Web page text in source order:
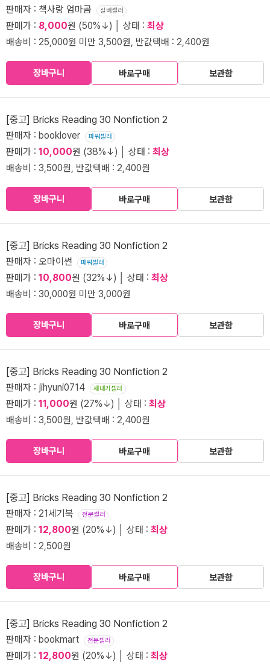
판매자 : 책사랑 엄마곰 실버셀러
판매가 : 8,000원 (50%↓) │ 상태 : 최상
배송비 : 25,000원 미만 3,500원, 반값택배 : 2,400원
장바구니 바로구매 보관함
[중고] Bricks Reading 30 Nonfiction 2
판매자 : booklover 파워셀러
판매가 : 10,000원 (38%↓) │ 상태 : 최상
배송비 : 3,500원, 반값택배 : 2,400원
장바구니 바로구매 보관함
[중고] Bricks Reading 30 Nonfiction 2
판매자 : 오마이썬 파워셀러
판매가 : 10,800원 (32%↓) │ 상태 : 최상
배송비 : 30,000원 미만 3,000원
장바구니 바로구매 보관함
[중고] Bricks Reading 30 Nonfiction 2
판매자 : jihyuni0714 새내기셀러
판매가 : 11,000원 (27%↓) │ 상태 : 최상
배송비 : 3,500원, 반값택배 : 2,400원
장바구니 바로구매 보관함
[중고] Bricks Reading 30 Nonfiction 2
판매자 : 21세기북 전문셀러
판매가 : 12,800원 (20%↓) │ 상태 : 최상
배송비 : 2,500원
장바구니 바로구매 보관함
[중고] Bricks Reading 30 Nonfiction 2
판매자 : bookmart 전문셀러
판매가 : 12,800원 (20%↓) │ 상태 : 최상